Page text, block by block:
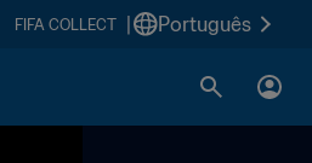
FIFA COLLECT Português